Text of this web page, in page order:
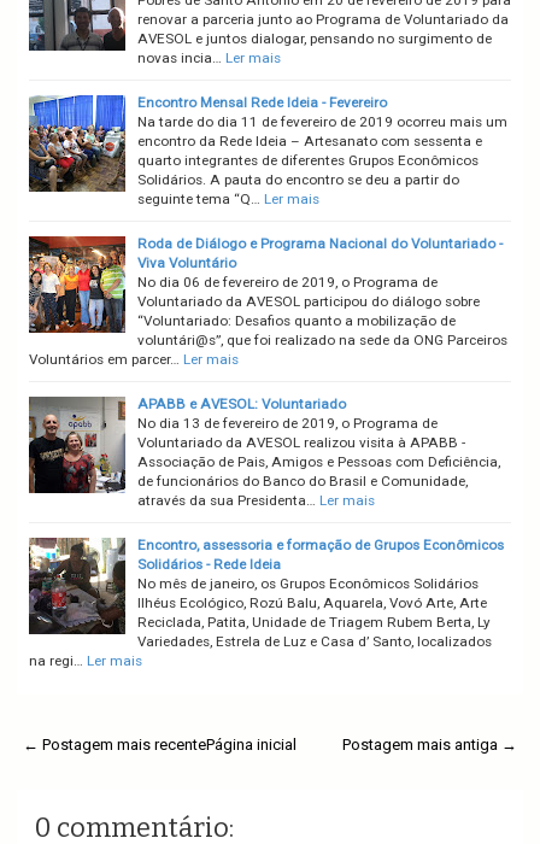
renovar a parceria junto ao Programa de Voluntariado da
AVESOL e juntos dialogar, pensando no surgimento de
novas incia… Ler mais
Encontro Mensal Rede Ideia - Fevereiro
Na tarde do dia 11 de fevereiro de 2019 ocorreu mais um
encontro da Rede Ideia – Artesanato com sessenta e
quarto integrantes de diferentes Grupos Econômicos
Solidários. A pauta do encontro se deu a partir do
seguinte tema “Q… Ler mais
Roda de Diálogo e Programa Nacional do Voluntariado -
Viva Voluntário
No dia 06 de fevereiro de 2019, o Programa de
Voluntariado da AVESOL participou do diálogo sobre
“Voluntariado: Desafios quanto a mobilização de
voluntári@s”, que foi realizado na sede da ONG Parceiros
Voluntários em parcer… Ler mais
APABB e AVESOL: Voluntariado
No dia 13 de fevereiro de 2019, o Programa de
Voluntariado da AVESOL realizou visita à APABB -
Associação de Pais, Amigos e Pessoas com Deficiência,
de funcionários do Banco do Brasil e Comunidade,
através da sua Presidenta… Ler mais
Encontro, assessoria e formação de Grupos Econômicos
Solidários - Rede Ideia
No mês de janeiro, os Grupos Econômicos Solidários
Ilhéus Ecológico, Rozú Balu, Aquarela, Vovó Arte, Arte
Reciclada, Patita, Unidade de Triagem Rubem Berta, Ly
Variedades, Estrela de Luz e Casa d’ Santo, localizados
na regi… Ler mais
← Postagem mais recente Postagem mais antiga →
Página inicial
0 commentário: